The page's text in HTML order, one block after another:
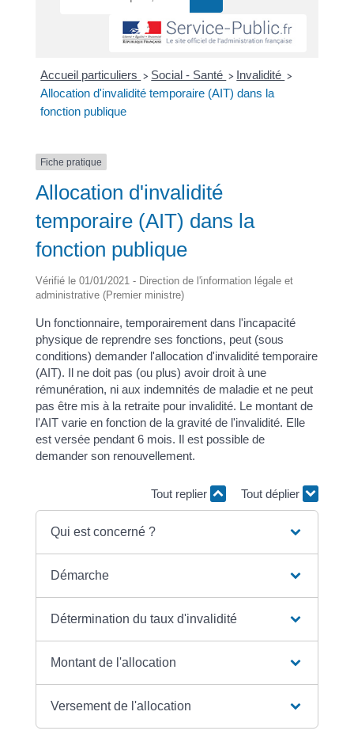
Accueil particuliers > Social - Santé > Invalidité >
Allocation d'invalidité temporaire (AIT) dans la
fonction publique
Fiche pratique
Allocation d'invalidité
temporaire (AIT) dans la
fonction publique
Vérifié le 01/01/2021 - Direction de l'information légale et
administrative (Premier ministre)
Un fonctionnaire, temporairement dans l'incapacité
physique de reprendre ses fonctions, peut (sous
conditions) demander l'allocation d'invalidité temporaire
(AIT). Il ne doit pas (ou plus) avoir droit à une
rémunération, ni aux indemnités de maladie et ne peut
pas être mis à la retraite pour invalidité. Le montant de
l'AIT varie en fonction de la gravité de l'invalidité. Elle
est versée pendant 6 mois. Il est possible de
demander son renouvellement.
Tout replier Tout déplier
Qui est concerné ?
Démarche
Détermination du taux d'invalidité
Montant de l'allocation
Versement de l'allocation